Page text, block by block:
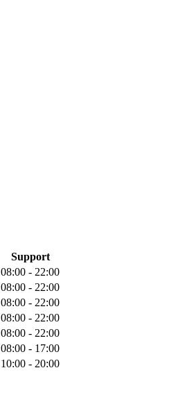
Support
08:00 - 22:00
08:00 - 22:00
08:00 - 22:00
08:00 - 22:00
08:00 - 22:00
08:00 - 17:00
10:00 - 20:00